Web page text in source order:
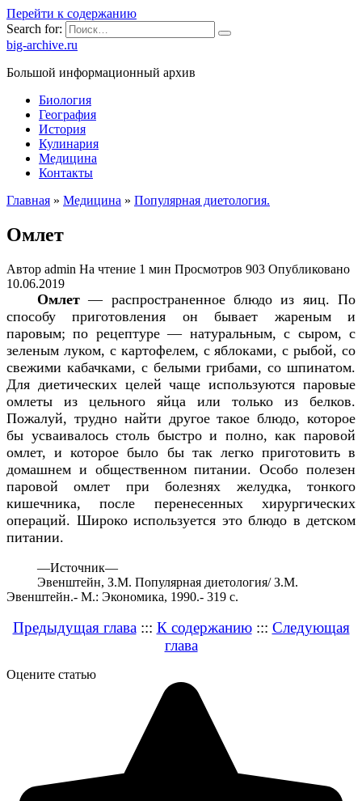
Перейти к содержанию
Search for:
big-archive.ru
Большой информационный архив
Биология
География
История
Кулинария
Медицина
Контакты
Главная » Медицина » Популярная диетология.
Омлет
Автор admin На чтение 1 мин Просмотров 903 Опубликовано
10.06.2019
Омлет— распространенное блюдо из яиц. По
способу приготовления он бывает жареным и
паровым; по рецептуре — натуральным, с сыром, с
зеленым луком, с картофелем, с яблоками, с рыбой, со
свежими кабачками, с белыми грибами, со шпинатом.
Для диетических целей чаще используются паровые
омлеты из цельного яйца или только из белков.
Пожалуй, трудно найти другое такое блюдо, которое
бы усваивалось столь быстро и полно, как паровой
омлет, и которое было бы так легко приготовить в
домашнем и общественном питании. Особо полезен
паровой омлет при болезнях желудка, тонкого
кишечника, после перенесенных хирургических
операций. Широко используется это блюдо в детском
питании.
—Источник—
Эвенштейн, З.М. Популярная диетология/ З.М.
Эвенштейн.- М.: Экономика, 1990.- 319 с.
Предыдущая глава::: К содержанию::: Следующая
глава
Оцените статью